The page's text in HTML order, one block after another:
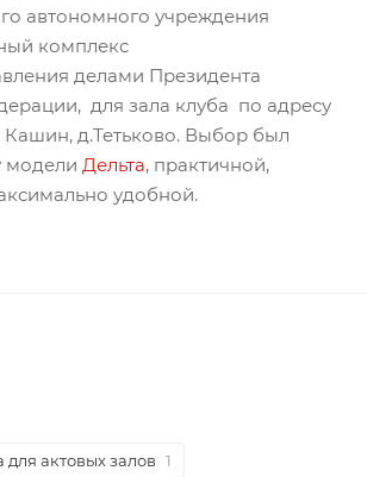
автономного учреждения
комплекс
делами Президента
для зала клуба по адресу
Кашин, д.Тетьково. Выбор был
модели Дельта, практичной,
удобной.
для актовых залов 1